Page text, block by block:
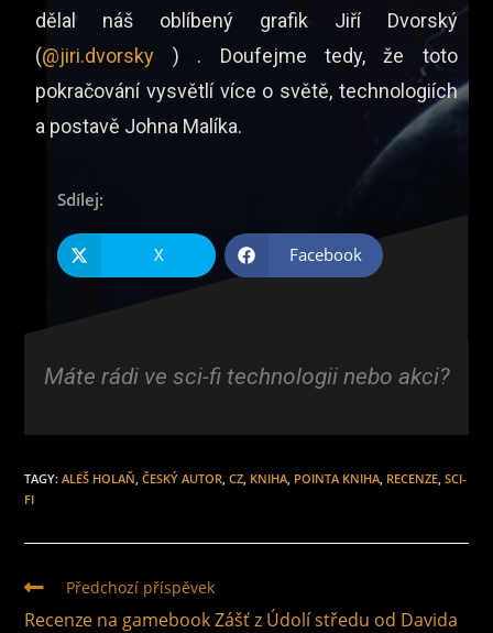
dělal náš oblíbený grafik Jiří Dvorský
(@jiri.dvorsky ) . Doufejme tedy, že toto
pokračování vysvětlí více o světě, technologiích
a postavě Johna Malíka.
Sdílej:
X Facebook
Máte rádi ve sci-fi technologii nebo akci?
TAGY:ALEŠ HOLAŇ ČESKÝ AUTOR CZ KNIHA POINTA KNIHA RECENZE SCI-
FI
Předchozí příspěvek
Recenze na gamebook Zášť z Údolí středu od Davida